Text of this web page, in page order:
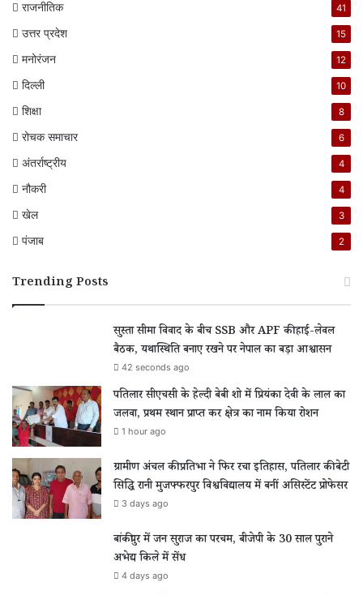
राजनीतिक 41
उत्तर प्रदेश 15
मनोरंजन 12
दिल्ली 10
शिक्षा 8
रोचक समाचार 6
अंतर्राष्ट्रीय 4
नौकरी 4
खेल 3
पंजाब 2
Trending Posts
सुस्ता सीमा विवाद के बीच SSB और APF की हाई-लेवल
बैठक, यथास्थिति बनाए रखने पर नेपाल का बड़ा आश्वासन
42 seconds ago
पतिलार सीएचसी के हेल्दी बेबी शो में प्रियंका देवी के लाल का
जलवा, प्रथम स्थान प्राप्त कर क्षेत्र का नाम किया रोशन
1 hour ago
ग्रामीण अंचल की प्रतिभा ने फिर रचा इतिहास, पतिलार की बेटी
सिद्धि रानी मुजफ्फरपुर विश्वविद्यालय में बनीं असिस्टेंट प्रोफेसर
3 days ago
बांकीपुर में जन सुराज का परचम, बीजेपी के 30 साल पुराने
अभेद्य किले में सेंध
4 days ago